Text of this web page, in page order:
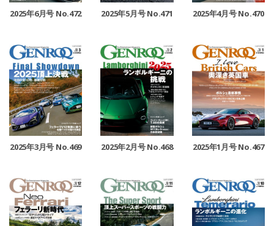
2025年6月号 No.472 2025年5月号 No.471 2025年4月号 No.470
2025年3月号 No.469 2025年2月号 No.468 2025年1月号 No.467